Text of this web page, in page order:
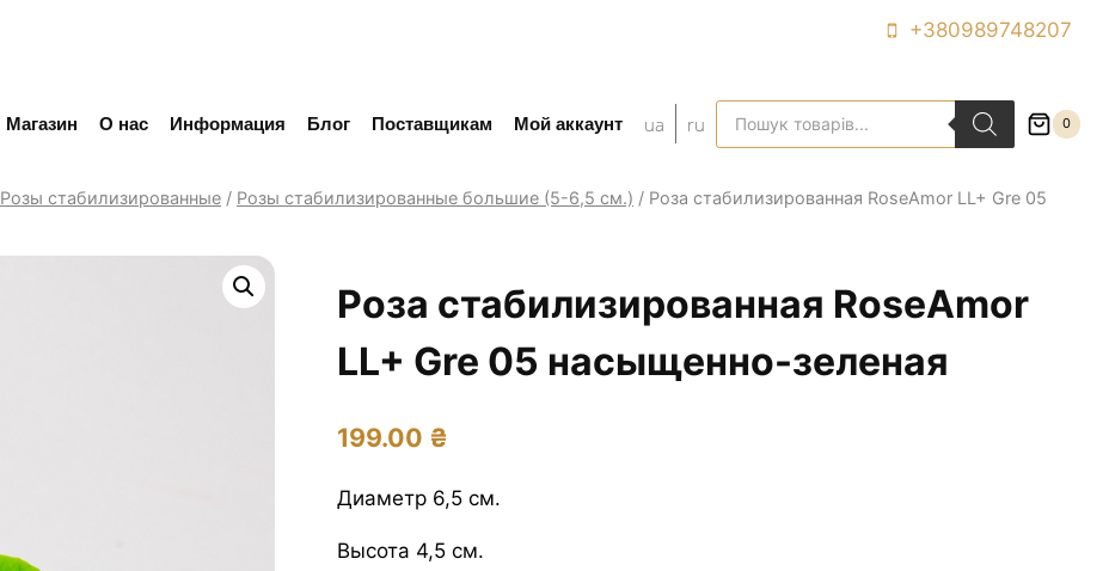
+380989748207
Магазин О нас Информация Блог Поставщикам Мой аккаунт ua ru
Поиск
товаров
0
Розы стабилизированные / Розы стабилизированные большие (5-6,5 см.) / Роза стабилизированная RoseAmor LL+ Gre 05
Роза стабилизированная RoseAmor
LL+ Gre 05 насыщенно-зеленая
199.00 ₴
Диаметр 6,5 см.
Высота 4,5 см.